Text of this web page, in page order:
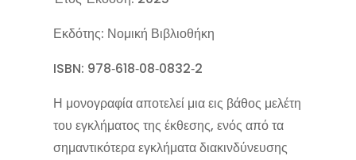
Εκδότης: Νομική Βιβλιοθήκη
ISBN: 978‑618‑08‑0832‑2
Η μονογραφία αποτελεί μια εις βάθος μελέτη
του εγκλήματος της έκθεσης, ενός από τα
σημαντικότερα εγκλήματα διακινδύνευσης